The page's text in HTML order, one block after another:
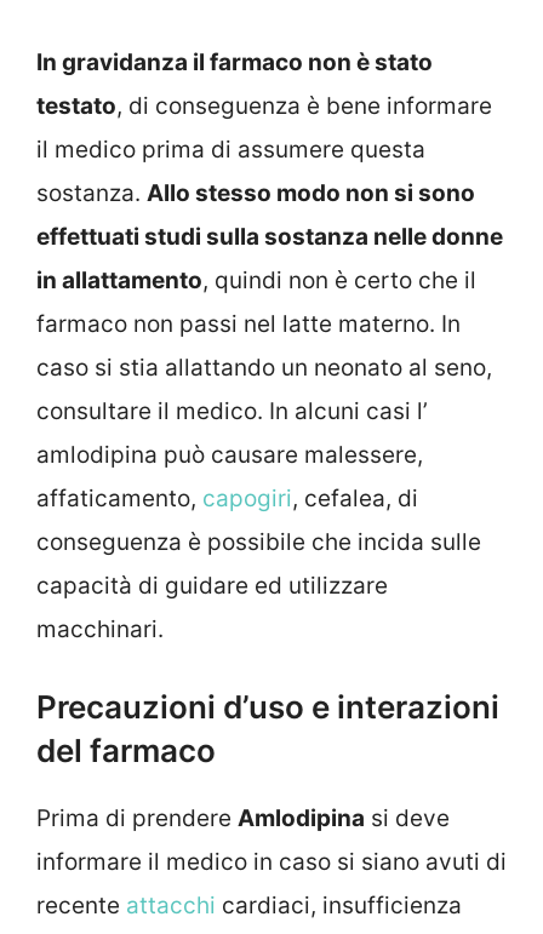
In gravidanza il farmaco non è stato
testato, di conseguenza è bene informare
il medico prima di assumere questa
sostanza. Allo stesso modo non si sono
effettuati studi sulla sostanza nelle donne
in allattamento, quindi non è certo che il
farmaco non passi nel latte materno. In
caso si stia allattando un neonato al seno,
consultare il medico. In alcuni casi l’
amlodipina può causare malessere,
affaticamento, capogiri, cefalea, di
conseguenza è possibile che incida sulle
capacità di guidare ed utilizzare
macchinari.
Precauzioni d’uso e interazioni
del farmaco
Prima di prendere Amlodipina si deve
informare il medico in caso si siano avuti di
recente attacchi cardiaci, insufficienza